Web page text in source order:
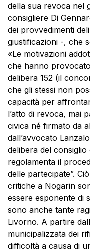
della sua revoca nel
consigliere Di
dei provvedimenti
giustificazioni -, che
«Le motivazioni
che hanno
delibera 152 (il
che gli stessi non
capacità per
l’atto di revoca, mai
civica né firmato da
dall’avvocato
delibera del
regolamenta il
delle partecipate”.
critiche a Nogarin
essere esponente di
sono anche tante
Livorno. A partire
municipalizzata dei
difficoltà a causa di